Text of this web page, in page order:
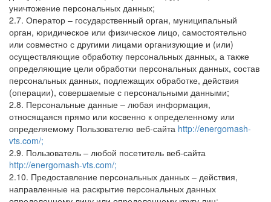
уничтожение персональных данных;
2.7. Оператор – государственный орган, муниципальный
орган, юридическое или физическое лицо, самостоятельно
или совместно с другими лицами организующие и (или)
осуществляющие обработку персональных данных, а также
определяющие цели обработки персональных данных, состав
персональных данных, подлежащих обработке, действия
(операции), совершаемые с персональными данными;
2.8. Персональные данные – любая информация,
относящаяся прямо или косвенно к определенному или
определяемому Пользователю веб-сайта http://energomash-
vts.com/;
2.9. Пользователь – любой посетитель веб-сайта
http://energomash-vts.com/;
2.10. Предоставление персональных данных – действия,
направленные на раскрытие персональных данных